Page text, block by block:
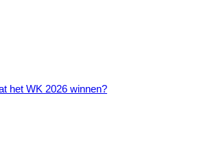
het WK 2026 winnen?